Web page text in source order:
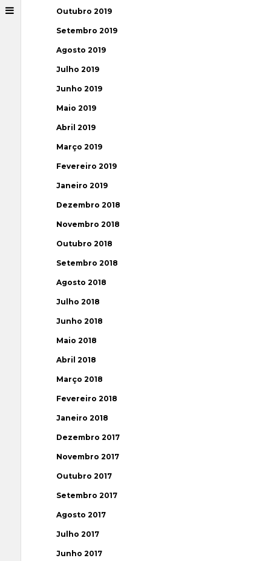
Outubro 2019
Setembro 2019
Agosto 2019
Julho 2019
Junho 2019
Maio 2019
Abril 2019
Março 2019
Fevereiro 2019
Janeiro 2019
Dezembro 2018
Novembro 2018
Outubro 2018
Setembro 2018
Agosto 2018
Julho 2018
Junho 2018
Maio 2018
Abril 2018
Março 2018
Fevereiro 2018
Janeiro 2018
Dezembro 2017
Novembro 2017
Outubro 2017
Setembro 2017
Agosto 2017
Julho 2017
Junho 2017